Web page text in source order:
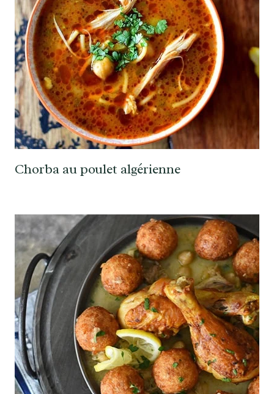
Chorba au poulet algérienne